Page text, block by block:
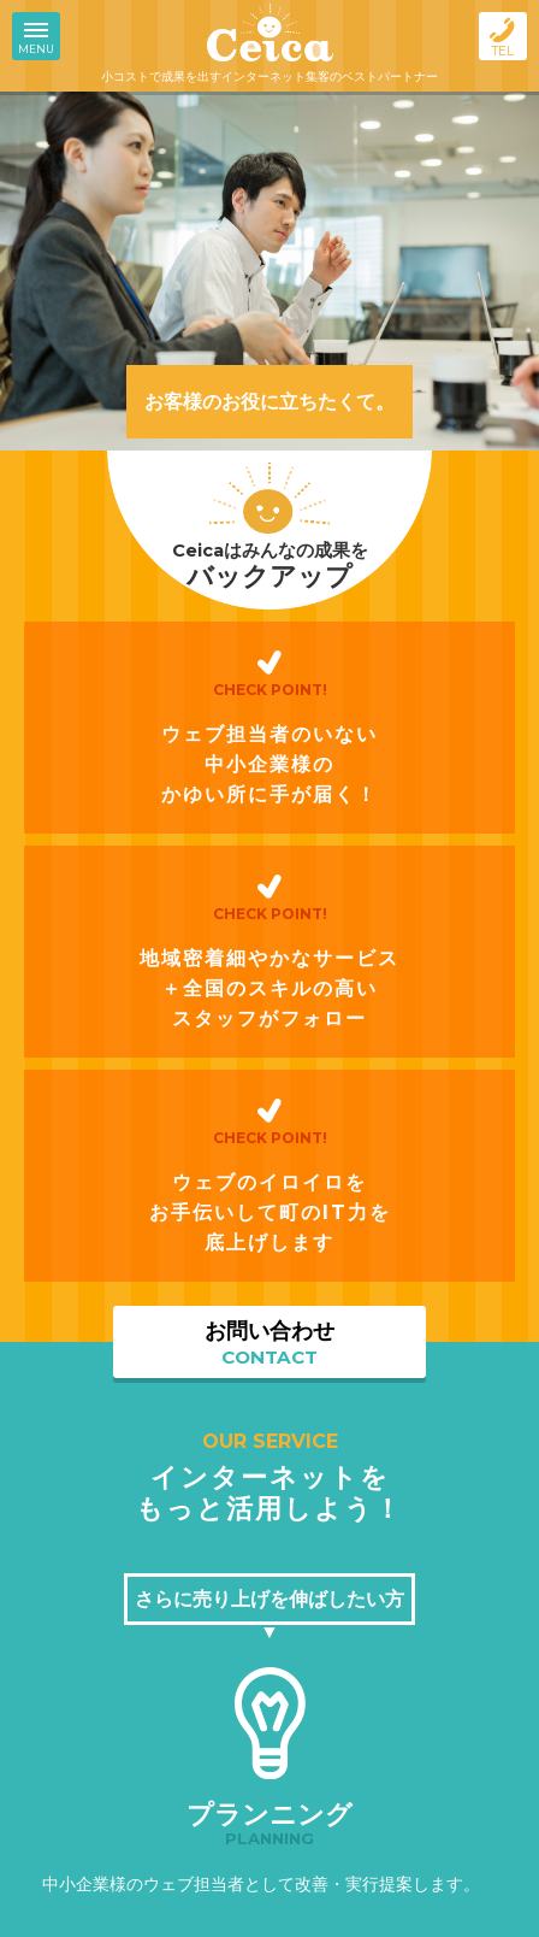
お客様のお役に立ちたくて。
小コストで成果を出すインターネット集客のベストパートナー
MENU TEL
Ceicaはみんなの成果を
バックアップ
CHECK POINT!
ウェブ担当者のいない
中小企業様の
かゆい所に手が届く！
CHECK POINT!
地域密着細やかなサービス
＋全国のスキルの高い
スタッフがフォロー
CHECK POINT!
ウェブのイロイロを
お手伝いして町のIT力を
底上げします
お問い合わせ
CONTACT
OUR SERVICE
インターネットを
もっと活用しよう！
さらに売り上げを伸ばしたい方
プランニング
PLANNING
中小企業様のウェブ担当者として改善・実行提案します。